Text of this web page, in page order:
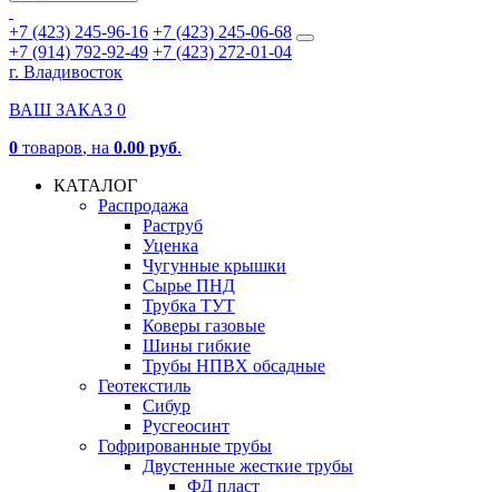
+7 (423) 245-96-16 +7 (423) 245-06-68
+7 (914) 792-92-49 +7 (423) 272-01-04
г. Владивосток
ВАШ ЗАКАЗ 0
0 товаров, на 0.00 руб.
КАТАЛОГ
Распродажа
Раструб
Уценка
Чугунные крышки
Сырье ПНД
Трубка ТУТ
Коверы газовые
Шины гибкие
Трубы НПВХ обсадные
Геотекстиль
Сибур
Русгеосинт
Гофрированные трубы
Двустенные жесткие трубы
ФД пласт